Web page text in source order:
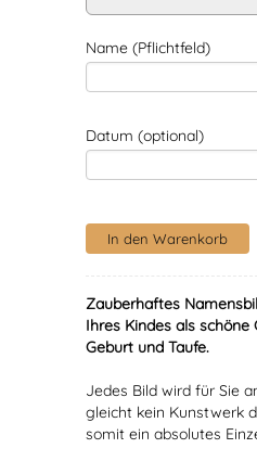
Name (Pflichtfeld)
Datum (optional)
Zauberhaftes
Ihres Kindes als schöne
Geburt und Taufe.
Jedes Bild wird für Sie
gleicht kein Kunstwerk
somit ein absolutes